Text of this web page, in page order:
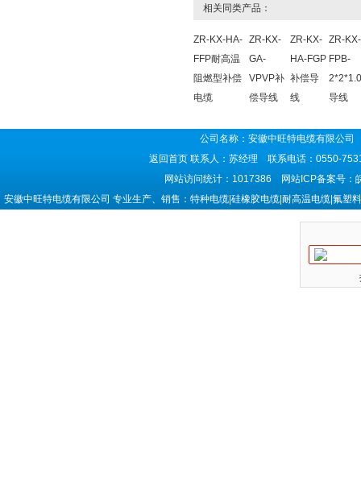
相关同类产品：
ZR-KX-HA-
FFP耐高温
阻燃型补偿
电缆
ZR-KX-
GA-
VPVP补
偿导线
ZR-KX-
HA-FGP
补偿导
线
ZR-
FPB-
导线
公司名称：安徽中旺特电缆有限公
返回首页 联系人：苏经理 联系电话：0550-
网站访问统计：1017386 网站ICP备案号：
安徽中旺特电缆有限公司 专业生产、销售：特种电缆|硅橡胶电缆|耐高温电缆|氟